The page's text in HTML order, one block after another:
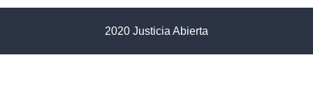
2020 Justicia Abierta